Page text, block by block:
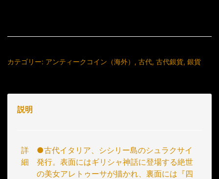
カテゴリー: アンティークコイン（海外） , 古代, 古代銀貨, 銀貨
説明
詳
細
●古代イタリア、シシリー島のシュラクサイ
発行。表面にはギリシャ神話に登場する絶世
の美女アレトゥーサが描かれ、裏面には『四